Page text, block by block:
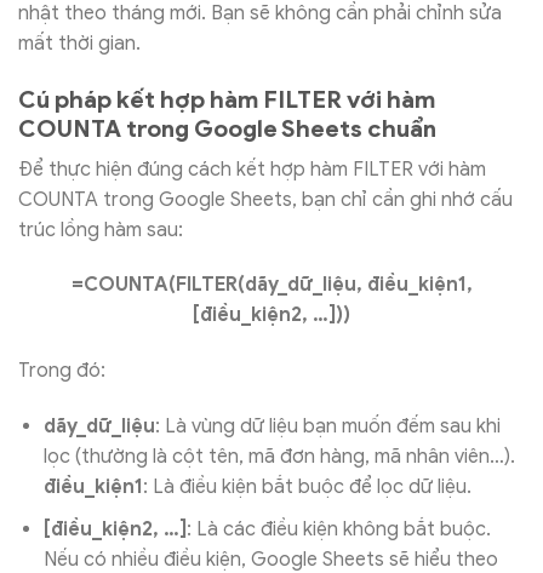
nhật theo tháng mới. Bạn sẽ không cần phải chỉnh sửa
mất thời gian.
Cú pháp kết hợp hàm FILTER với hàm
COUNTA trong Google Sheets chuẩn
Để thực hiện đúng cách kết hợp hàm FILTER với hàm
COUNTA trong Google Sheets, bạn chỉ cần ghi nhớ cấu
trúc lồng hàm sau:
=COUNTA(FILTER(dãy_dữ_liệu, điều_kiện1,
[điều_kiện2, …]))
Trong đó:
dãy_dữ_liệu: Là vùng dữ liệu bạn muốn đếm sau khi
lọc (thường là cột tên, mã đơn hàng, mã nhân viên…).
điều_kiện1: Là điều kiện bắt buộc để lọc dữ liệu.
[điều_kiện2, …] : Là các điều kiện không bắt buộc.
Nếu có nhiều điều kiện, Google Sheets sẽ hiểu theo